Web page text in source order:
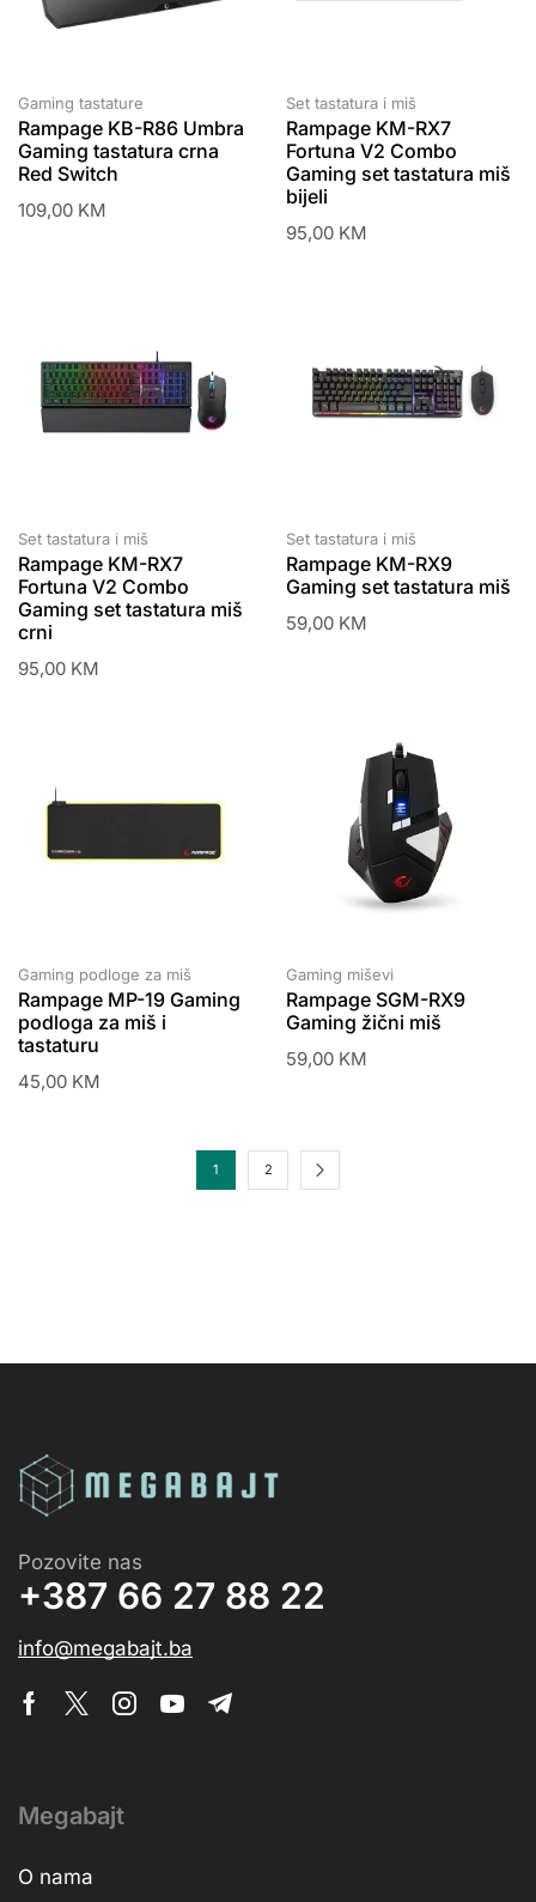
Gaming tastature
Rampage KB-R86 Umbra
Gaming tastatura crna
Red Switch
109,00 KM
Set tastatura i miš
Rampage KM-RX7
Fortuna V2 Combo
Gaming set tastatura miš
bijeli
95,00 KM
Set tastatura i miš
Rampage KM-RX7
Fortuna V2 Combo
Gaming set tastatura miš
crni
95,00 KM
Set tastatura i miš
Rampage KM-RX9
Gaming set tastatura miš
59,00 KM
Gaming podloge za miš
Rampage MP-19 Gaming
podloga za miš i
tastaturu
45,00 KM
Gaming miševi
Rampage SGM-RX9
Gaming žični miš
59,00 KM
1 2
Pozovite nas
+387 66 27 88 22
info@megabajt.ba
Megabajt
O nama